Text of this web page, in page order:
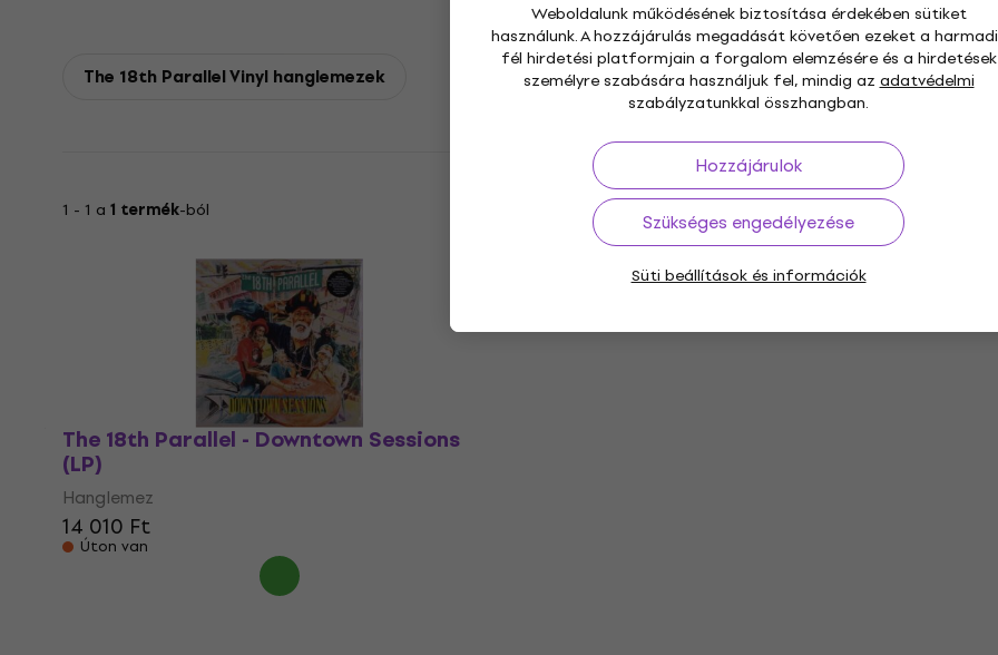
Weboldalunk működésének biztosítása érdekében sütiket
használunk. A hozzájárulás megadását követően ezeket a
fél hirdetési platformjain a forgalom elemzésére és a hirdetések
személyre szabására használjuk fel, mindig azadatvédelmi
szabályzatunkkal összhangban.
Hozzájárulok
Szükséges engedélyezése
Süti beállítások és információk
The 18th Parallel Vinyl hanglemezek
1 - 1 a 1 termék-ból
The 18th Parallel - Downtown Sessions
(LP)
Hanglemez
14 010 Ft
Úton van